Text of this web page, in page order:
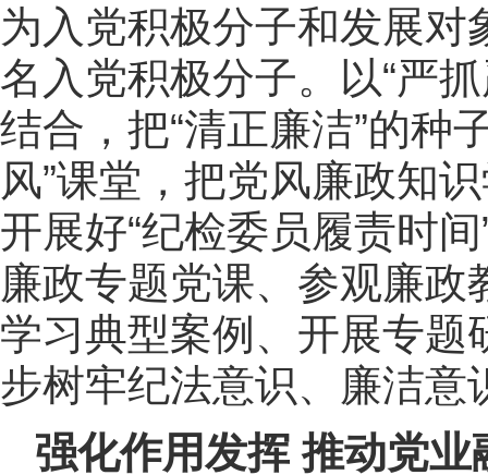
为入党积极分子和发展
名入党积极分子。以“严抓
结合，把“清正廉洁”的种
风”课堂，把党风廉政知
开展好“纪检委员履责时
廉政专题党课、参观廉
学习典型案例、开展专题
步树牢纪法意识、廉洁意
强化作用发挥 推动党业